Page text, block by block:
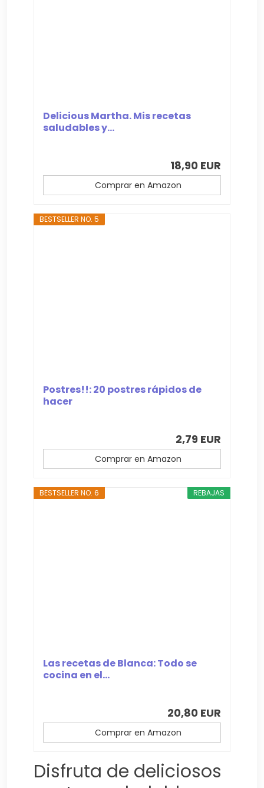
Delicious Martha. Mis recetas
saludables y...
18,90 EUR
Comprar en Amazon
BESTSELLER NO. 5
Postres!!: 20 postres rápidos de
hacer
2,79 EUR
Comprar en Amazon
REBAJAS
BESTSELLER NO. 6
Las recetas de Blanca: Todo se
cocina en el...
20,80 EUR
Comprar en Amazon
Disfruta de deliciosos